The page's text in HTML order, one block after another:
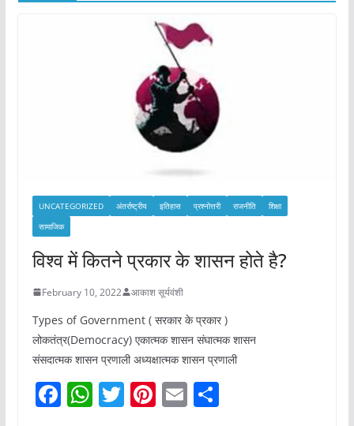
UNCATEGORIZED अंतर्राष्ट्रीय इतिहास प्रश्नोत्तरी राजनीति
शिक्षा
सामाजिक
विश्व में कितने प्रकार के शासन होते है?
February 10, 2022 आकाश सूर्यवंशी
Types of Government ( सरकार के प्रकार )
लोकतंत्र(Democracy) एकात्मक शासन संघात्मक शासन
संसदात्मक शासन प्रणाली अध्यक्षात्मक शासन प्रणाली
F W T Pi E S